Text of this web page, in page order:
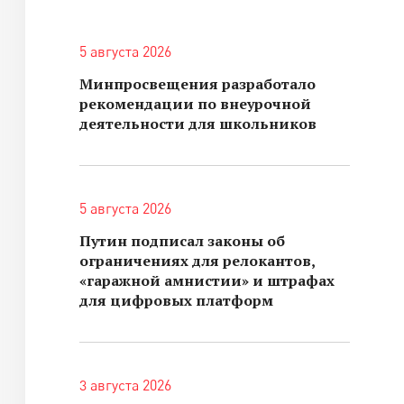
5 августа 2026
Минпросвещения разработало
рекомендации по внеурочной
деятельности для школьников
5 августа 2026
Путин подписал законы об
ограничениях для релокантов,
«гаражной амнистии» и штрафах
для цифровых платформ
3 августа 2026